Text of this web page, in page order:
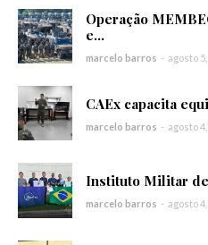
Operação
e...
marcelo barros - agosto
CAEx capacita
marcelo barros - agosto
Instituto Militar
marcelo barros - agosto